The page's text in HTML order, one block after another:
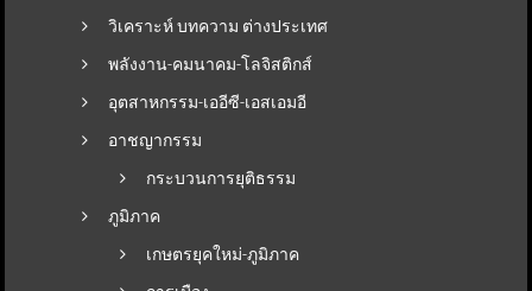
วิเคราะห์ บทความ ต่างประเทศ
พลังงาน-คมนาคม-โลจิสติกส์
อุตสาหกรรม-เออีซี-เอสเอมอี
อาชญากรรม
กระบวนการยุติธรรม
ภูมิภาค
เกษตรยุคใหม่-ภูมิภาค